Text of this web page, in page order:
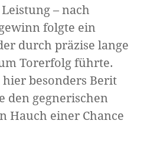
– nach
folgte ein
durch präzise lange
Torerfolg führte.
besonders Berit
den gegnerischen
Hauch einer Chance